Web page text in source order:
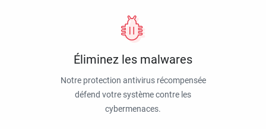
Éliminez les malwares
Notre protection antivirus récompensée
défend votre système contre les
cybermenaces.